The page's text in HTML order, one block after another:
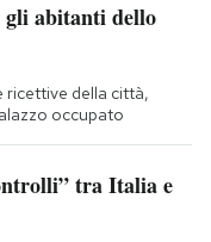
gli abitanti dello
ricettive della città,
occupato
tra Italia e